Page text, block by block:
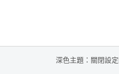
深色主題：關閉設定